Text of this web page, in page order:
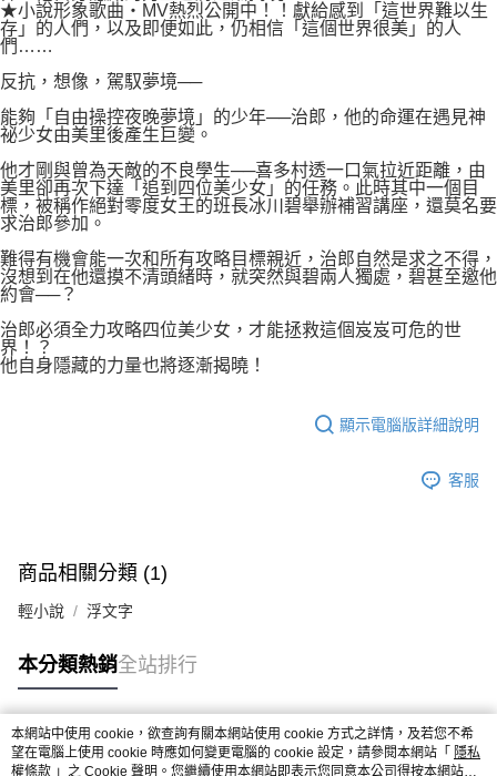
★小說形象歌曲・MV熱烈公開中！！獻給感到「這世界難以生
存」的人們，以及即便如此，仍相信「這個世界很美」的人
們……
反抗，想像，駕馭夢境──
能夠「自由操控夜晚夢境」的少年──治郎，他的命運在遇見神
祕少女由美里後產生巨變。
他才剛與曾為天敵的不良學生──喜多村透一口氣拉近距離，由
美里卻再次下達「追到四位美少女」的任務。此時其中一個目
標，被稱作絕對零度女王的班長冰川碧舉辦補習講座，還莫名要
求治郎參加。
難得有機會能一次和所有攻略目標親近，治郎自然是求之不得，
沒想到在他還摸不清頭緒時，就突然與碧兩人獨處，碧甚至邀他
約會──？
治郎必須全力攻略四位美少女，才能拯救這個岌岌可危的世
界！？
他自身隱藏的力量也將逐漸揭曉！
顯示電腦版詳細說明
客服
商品相關分類 (1)
輕小說 浮文字
本分類熱銷全站排行
熱門標籤
本網站中使用 cookie，欲查詢有關本網站使用 cookie 方式之詳情，及若您不希
望在電腦上使用 cookie 時應如何變更電腦的 cookie 設定，請參閱本網站「 隱私
權條款 」之 Cookie 聲明。您繼續使用本網站即表示您同意本公司得按本網站使